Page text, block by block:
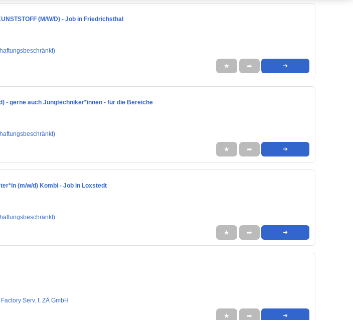
(M/W/D) - Job in Friedrichsthal
★ ➦ ➜
- gerne auch Jungtechniker*innen - für die Bereiche
★ ➦ ➜
(m/w/d) Kombi - Job in Loxstedt
★ ➦ ➜
Serv. f. ZÄ GmbH
★ ➦ ➜